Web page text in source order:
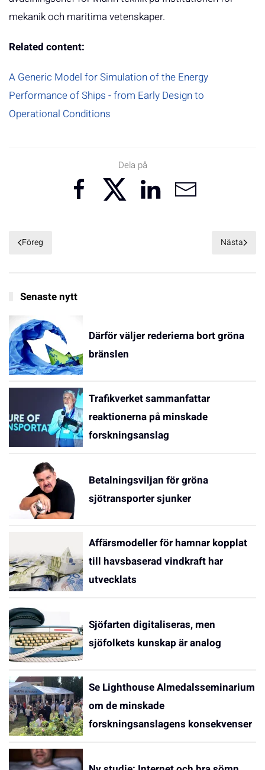
mekanik och maritima vetenskaper.
Related content:
A Generic Model for Simulation of the Energy
Performance of Ships - from Early Design to
Operational Conditions
Dela på
Föreg Nästa
Senaste nytt
Därför väljer rederierna bort gröna
bränslen
Trafikverket sammanfattar
reaktionerna på minskade
forskningsanslag
Betalningsviljan för gröna
sjötransporter sjunker
Affärsmodeller för hamnar kopplat
till havsbaserad vindkraft har
utvecklats
Sjöfarten digitaliseras, men
sjöfolkets kunskap är analog
Se Lighthouse Almedalsseminarium
om de minskade
forskningsanslagens konsekvenser